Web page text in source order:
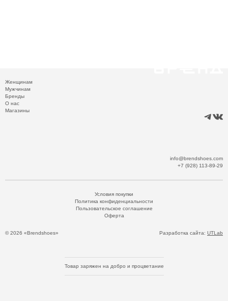
Женщинам
Мужчинам
Бренды
О нас
Магазины
info@brendshoes.com
+7 (928) 113-89-29
© 2026 «Brendshoes»
Условия покупки
Политика конфиденциальности
Пользовательское соглашение
Оферта
Разработка сайта: UTLab
Товар заряжен на добро и процветание